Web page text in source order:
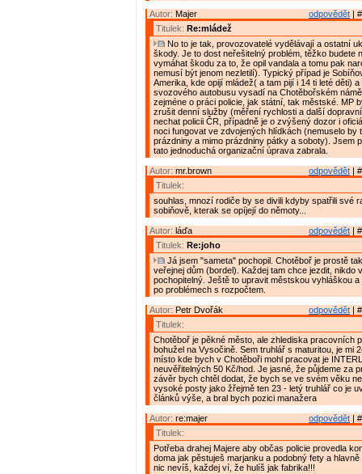
odpovědět |
Autor: Majer
Titulek: Re:mládež
No to je tak, provozovatelé vydělávají a ostatní
škody. Je to dost neřešitelný problém, těžko budete
vymáhat škodu za to, že opil vandala a tomu pak
nemusí být jenom nezletilí). Typický případ je
Amerika, kde opijí mládež( a tam pijí i 14 ti leté děti)
svozového autobusu vysadí na Chotěbořském
zejméne o práci policie, jak státní, tak městské. MP
zrušit denní služby (měření rychlosti a další
nechat policii ČR, případně je o zvýšený dozor i
noci fungovat ve zdvojených hlídkách (nemuselo by
prázdniny a mimo prázdniny pátky a soboty). Jsem
tato jednoduchá organizační úprava zabrala.
odpovědět |
Autor: mr.brown
Titulek:
souhlas, mnozí rodiče by se divili kdyby spatřili své
sobiňově, kterak se opíjejí do němoty...
odpovědět |
Autor: láďa
Titulek: Re:joho
Já jsem "sameta" pochopil. Chotěboř je prostě
veřejnej dům (bordel). Každej tam chce jezdit, nikdo
pochopitelný. Ještě to upravit městskou vyhláškou a
po problémech s rozpočtem.
odpovědět |
Autor: Petr Dvořák
Titulek:
Chotěboř je pěkné město, ale zhlediska pracovních
bohužel na Vysočině. Sem truhlář s maturitou, je mi
místo kde bych v Chotěboři mohl pracovat je
neuvěřitelných 50 Kč/hod. Je jasné, že půjdeme za
závěr bych chtěl dodat, že bych se ve svém věku
vysoké posty jako žřejmě ten 23 - letý truhlář co je
článků výše, a bral bych pozici manažera
odpovědět |
Autor: re:majer
Titulek:
Potřeba drahej Majere aby občas policie provedla
doma jak pěstuješ marjanku a podobný fety a hlavně
nic nevíš, každej ví, že hulíš jak fabrika!!!